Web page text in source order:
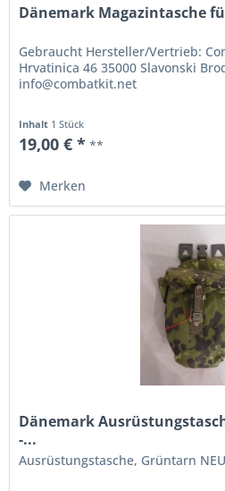
Dänemark Magazintasche
Gebraucht Hersteller/Vertrieb:
Hrvatinica 46 35000 Slavonski
info@combatkit.net
Inhalt 1 Stück
19,00 € * **
Merken
Dänemark
-...
Ausrüstungstasche, Grüntarn